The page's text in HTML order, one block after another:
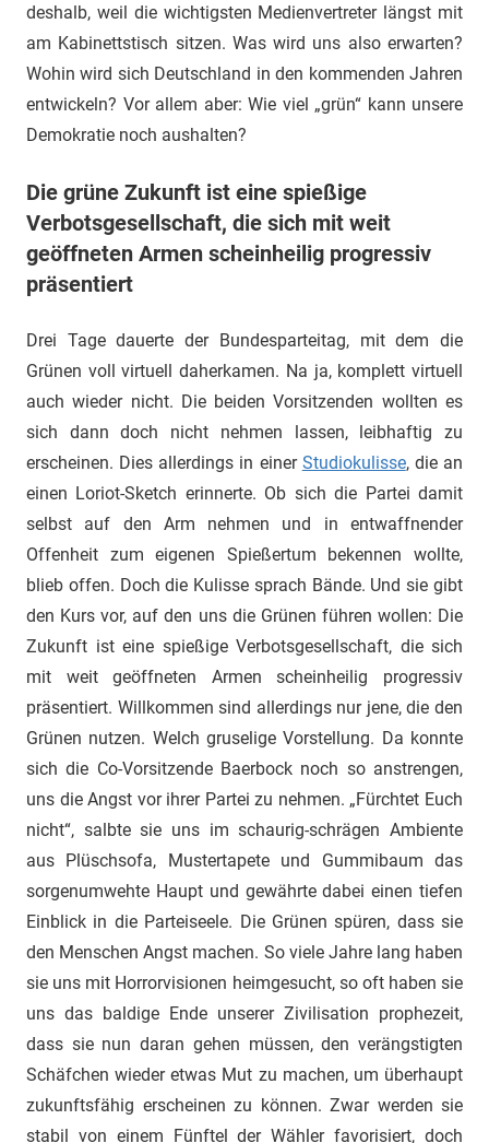
deshalb, weil die wichtigsten Medienvertreter längst mit
am Kabinettstisch sitzen. Was wird uns also erwarten?
Wohin wird sich Deutschland in den kommenden Jahren
entwickeln? Vor allem aber: Wie viel „grün“ kann unsere
Demokratie noch aushalten?
Die grüne Zukunft ist eine spießige
Verbotsgesellschaft, die sich mit weit
geöffneten Armen scheinheilig progressiv
präsentiert
Drei Tage dauerte der Bundesparteitag, mit dem die
Grünen voll virtuell daherkamen. Na ja, komplett virtuell
auch wieder nicht. Die beiden Vorsitzenden wollten es
sich dann doch nicht nehmen lassen, leibhaftig zu
erscheinen. Dies allerdings in einer Studiokulisse, die an
einen Loriot-Sketch erinnerte. Ob sich die Partei damit
selbst auf den Arm nehmen und in entwaffnender
Offenheit zum eigenen Spießertum bekennen wollte,
blieb offen. Doch die Kulisse sprach Bände. Und sie gibt
den Kurs vor, auf den uns die Grünen führen wollen: Die
Zukunft ist eine spießige Verbotsgesellschaft, die sich
mit weit geöffneten Armen scheinheilig progressiv
präsentiert. Willkommen sind allerdings nur jene, die den
Grünen nutzen. Welch gruselige Vorstellung. Da konnte
sich die Co-Vorsitzende Baerbock noch so anstrengen,
uns die Angst vor ihrer Partei zu nehmen. „Fürchtet Euch
nicht“, salbte sie uns im schaurig-schrägen Ambiente
aus Plüschsofa, Mustertapete und Gummibaum das
sorgenumwehte Haupt und gewährte dabei einen tiefen
Einblick in die Parteiseele. Die Grünen spüren, dass sie
den Menschen Angst machen. So viele Jahre lang haben
sie uns mit Horrorvisionen heimgesucht, so oft haben sie
uns das baldige Ende unserer Zivilisation prophezeit,
dass sie nun daran gehen müssen, den verängstigten
Schäfchen wieder etwas Mut zu machen, um überhaupt
zukunftsfähig erscheinen zu können. Zwar werden sie
stabil von einem Fünftel der Wähler favorisiert, doch